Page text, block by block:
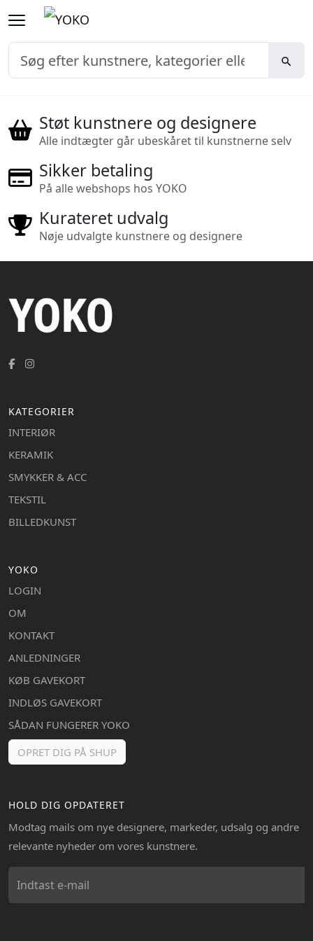
Støt kunstnere og designere
Alle indtægter går ubeskåret til kunstnerne selv
Sikker betaling
På alle webshops hos YOKO
Kurateret udvalg
Nøje udvalgte kunstnere og designere
KATEGORIER
INTERIØR
KERAMIK
SMYKKER & ACC
TEKSTIL
BILLEDKUNST
YOKO
LOGIN
OM
KONTAKT
ANLEDNINGER
KØB GAVEKORT
INDLØS GAVEKORT
SÅDAN FUNGERER YOKO
OPRET DIG PÅ SHUP
HOLD DIG OPDATERET
Modtag mails om nye designere, markeder, udsalg og andre
relevante nyheder om vores kunstnere.